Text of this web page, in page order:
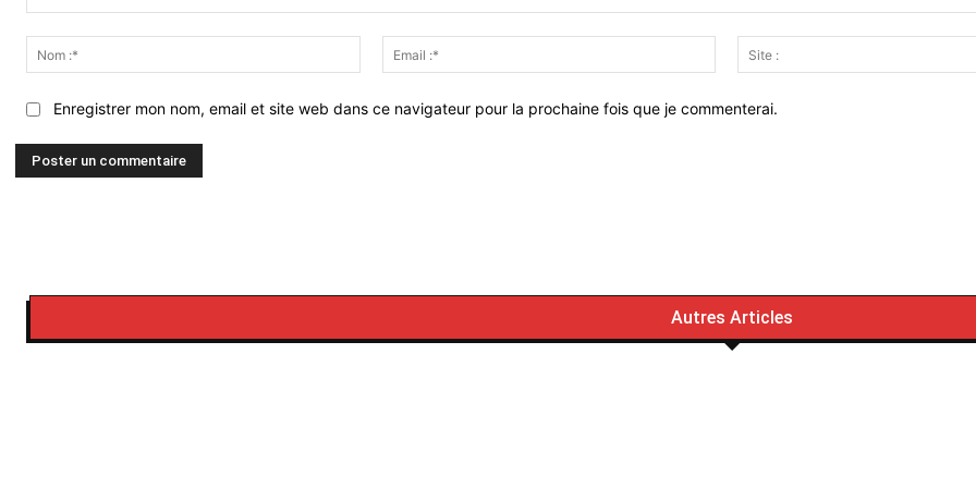
:*
Email
:*
Enregistrer mon nom, email et site web dans ce navigateur pour la prochaine fois que je commenterai.
Autres Articles